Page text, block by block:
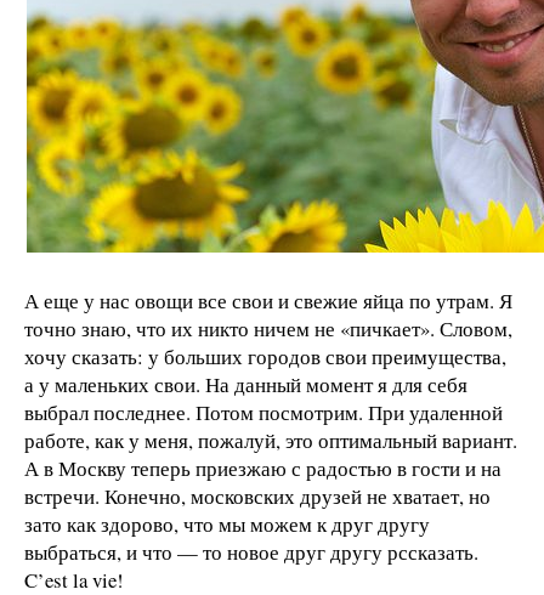
А еще у нас овощи все свои и свежие яйца по утрам. Я
точно знаю, что их никто ничем не «пичкает». Словом,
хочу сказать: у больших городов свои преимущества,
а у маленьких свои. На данный момент я для себя
выбрал последнее. Потом посмотрим. При удаленной
работе, как у меня, пожалуй, это оптимальный вариант.
А в Москву теперь приезжаю с радостью в гости и на
встречи. Конечно, московских друзей не хватает, но
зато как здорово, что мы можем к друг другу
выбраться, и что — то новое друг другу рссказать.
C’est la vie!